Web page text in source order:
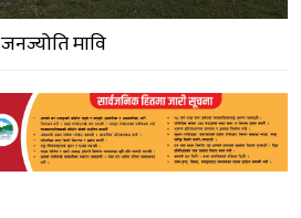
जनज्योति मावि